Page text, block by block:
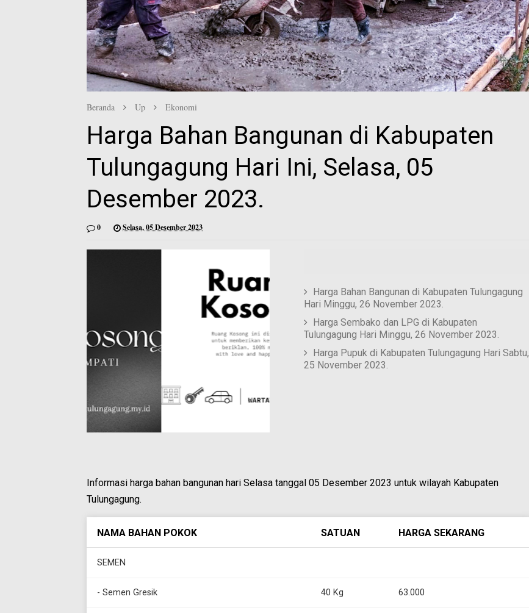
Beranda Up Ekonomi
Harga Bahan Bangunan di Kabupaten
Tulungagung Hari Ini, Selasa, 05
Desember 2023.
0 Selasa, 05 Desember 2023
Harga Bahan Bangunan di Kabupaten Tulungagung
Hari Minggu, 26 November 2023.
Harga Sembako dan LPG di Kabupaten
Tulungagung Hari Minggu, 26 November 2023.
Harga Pupuk di Kabupaten Tulungagung Hari Sabtu,
25 November 2023.
Informasi harga bahan bangunan hari Selasa tanggal 05 Desember 2023 untuk wilayah Kabupaten
Tulungagung.
NAMA BAHAN POKOK SATUAN HARGA SEKARANG
SEMEN
- Semen Gresik 40 Kg 63.000